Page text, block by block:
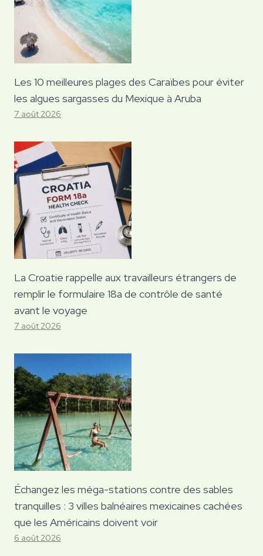
Les 10 meilleures plages des Caraïbes pour éviter
les algues sargasses du Mexique à Aruba
7 août 2026
La Croatie rappelle aux travailleurs étrangers de
remplir le formulaire 18a de contrôle de santé
avant le voyage
7 août 2026
Échangez les méga-stations contre des sables
tranquilles : 3 villes balnéaires mexicaines cachées
que les Américains doivent voir
6 août 2026